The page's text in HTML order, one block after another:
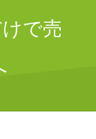
で売